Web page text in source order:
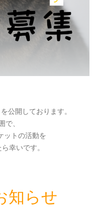
公開しております。
、
ットの活動を
幸いです。
知らせ